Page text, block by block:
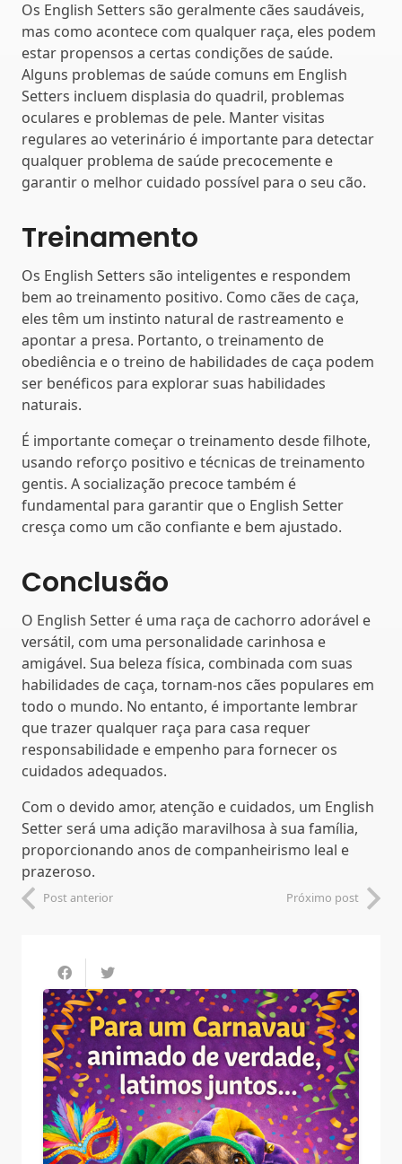
Os English Setters são geralmente cães saudáveis,
mas como acontece com qualquer raça, eles podem
estar propensos a certas condições de saúde.
Alguns problemas de saúde comuns em English
Setters incluem displasia do quadril, problemas
oculares e problemas de pele. Manter visitas
regulares ao veterinário é importante para detectar
qualquer problema de saúde precocemente e
garantir o melhor cuidado possível para o seu cão.
Treinamento
Os English Setters são inteligentes e respondem
bem ao treinamento positivo. Como cães de caça,
eles têm um instinto natural de rastreamento e
apontar a presa. Portanto, o treinamento de
obediência e o treino de habilidades de caça podem
ser benéficos para explorar suas habilidades
naturais.
É importante começar o treinamento desde filhote,
usando reforço positivo e técnicas de treinamento
gentis. A socialização precoce também é
fundamental para garantir que o English Setter
cresça como um cão confiante e bem ajustado.
Conclusão
O English Setter é uma raça de cachorro adorável e
versátil, com uma personalidade carinhosa e
amigável. Sua beleza física, combinada com suas
habilidades de caça, tornam-nos cães populares em
todo o mundo. No entanto, é importante lembrar
que trazer qualquer raça para casa requer
responsabilidade e empenho para fornecer os
cuidados adequados.
Com o devido amor, atenção e cuidados, um English
Setter será uma adição maravilhosa à sua família,
proporcionando anos de companheirismo leal e
prazeroso.
Post anterior Próximo post